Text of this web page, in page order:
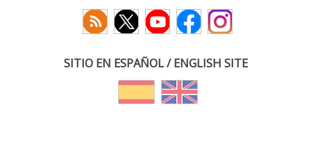
SITIO EN ESPAÑOL / ENGLISH SITE